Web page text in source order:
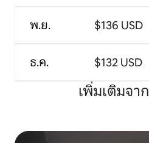
พ.ย.
ธ.ค.
$136 USD
$132 USD
เพิ่มเติมจา